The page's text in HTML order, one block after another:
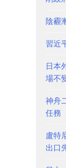
陰霾
習近
日本
場不
神舟
任務
盧特
出口